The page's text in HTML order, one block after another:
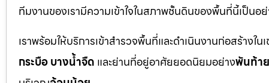
ทีมงานของเรามีความเข้าใจในสภาพชั้นดินของพื้นที่นี้เป็น
เราพร้อมให้บริการเข้าสำรวจพื้นที่และดำเนินงานก่อสร้างใ
กระบือ บางน้ำจืด และย่านที่อยู่อาศัยยอดนิยมอย่างพันท้า